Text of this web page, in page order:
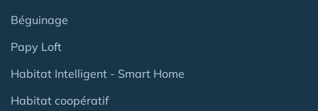
Béguinage
Papy Loft
Habitat Intelligent - Smart Home
Habitat coopératif